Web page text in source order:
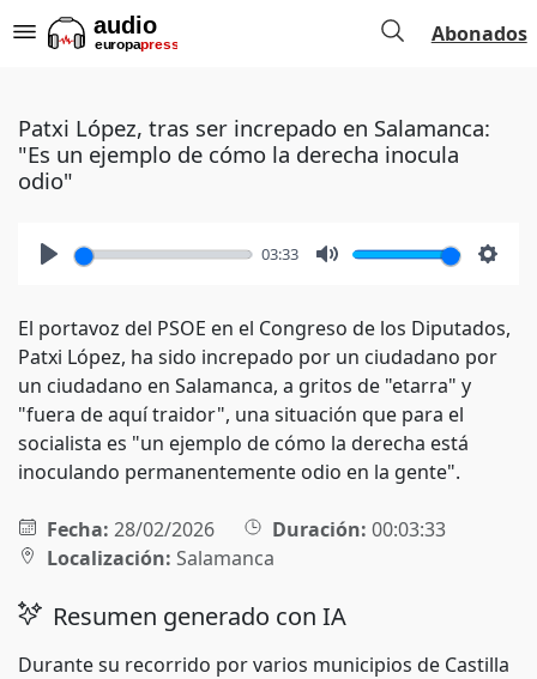
Abonados
Patxi López, tras ser increpado en Salamanca:
"Es un ejemplo de cómo la derecha inocula
odio"
03:33
El portavoz del PSOE en el Congreso de los Diputados,
Patxi López, ha sido increpado por un ciudadano por
un ciudadano en Salamanca, a gritos de "etarra" y
"fuera de aquí traidor", una situación que para el
socialista es "un ejemplo de cómo la derecha está
inoculando permanentemente odio en la gente".
Fecha: 28/02/2026 Duración: 00:03:33
Localización: Salamanca
Resumen generado con IA
Durante su recorrido por varios municipios de Castilla